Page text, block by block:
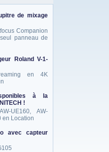
de mixage
Companion
panneau de
Roland V-1-
en 4K
à la
!
UE160, AW-
en Location
avec capteur